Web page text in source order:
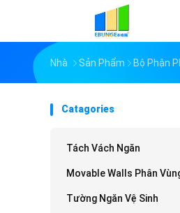
Nhà Sản Phẩm Bộ Phận
Catagories
Tách Vách Ngăn
Movable Walls Phân
Tường Ngăn Vệ Sinh